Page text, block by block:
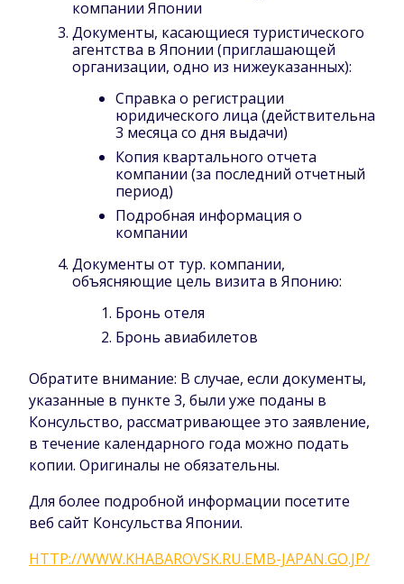
компании Японии
Документы, касающиеся туристического
агентства в Японии (приглашающей
организации, одно из нижеуказанных):
Справка о регистрации
юридического лица (действительна
3 месяца со дня выдачи)
Копия квартального отчета
компании (за последний отчетный
период)
Подробная информация о
компании
Документы от тур. компании,
объясняющие цель визита в Японию:
Бронь отеля
Бронь авиабилетов
Обратите внимание: В случае, если документы,
указанные в пункте 3, были уже поданы в
Консульство, рассматривающее это заявление,
в течение календарного года можно подать
копии. Оригиналы не обязательны.
Для более подробной информации посетите
веб сайт Консульства Японии.
HTTP://WWW.KHABAROVSK.RU.EMB-JAPAN.GO.JP/